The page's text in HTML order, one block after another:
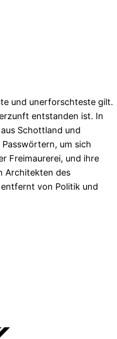
und unerforschteste gilt.
entstanden ist. In
Schottland und
um sich
Freimaurerei, und ihre
Architekten des
von Politik und